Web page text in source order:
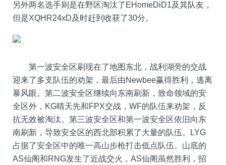
另外两名选手则是在野区淘汰了EHomeDiD1及其队友，
但是XQHR24xD及时赶到收获了30分。
第一波安全区刷现在了地图东北，战利湖旁的交战
迎来了多支队伍的劝架，最后由Newbee赢得胜利，逃离
暴风眼。第二波安全区继续向东南刷新，致命领域的安
全区外，KG晴天先和FPX交战，WF的队伍来劝架，反
抗无效被淘汰。第三波安全区和第一波安全区依旧向东
南刷新，导致安全区的西北部积累了大量的队伍。LYG
占据了安全区中的唯一高山步枪打击低点队伍。山底的
AS仙阁和RNG发生了近战交火，AS仙阁虽然胜利，招